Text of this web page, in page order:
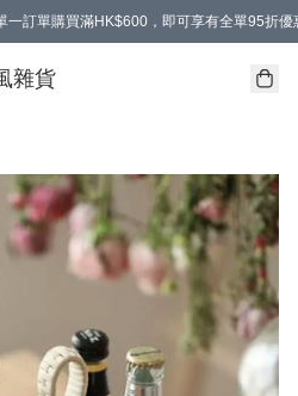
訂單購買滿HK$600，即可享有全單95折優
訂單消費購物滿HK$680(折扣後），可享有
雜貨